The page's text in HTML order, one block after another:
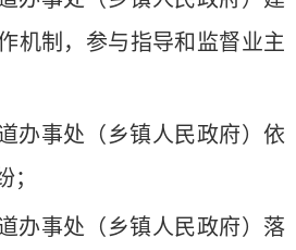
机制，参与指导和监督业主
办事处（乡镇人民政府）依
；
办事处（乡镇人民政府）落